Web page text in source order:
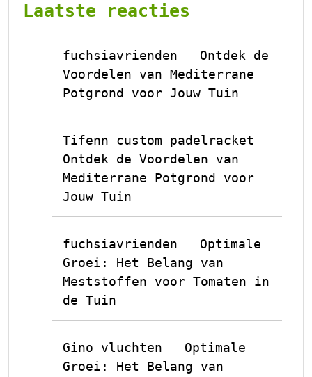
Laatste reacties
fuchsiavrienden
Ontdek de
Voordelen van Mediterrane
Potgrond voor Jouw Tuin
Tifenn custom padelracket
Ontdek de Voordelen van
Mediterrane Potgrond voor
Jouw Tuin
fuchsiavrienden
Optimale
Groei: Het Belang van
Meststoffen voor Tomaten in
de Tuin
Gino vluchten
Optimale
Groei: Het Belang van